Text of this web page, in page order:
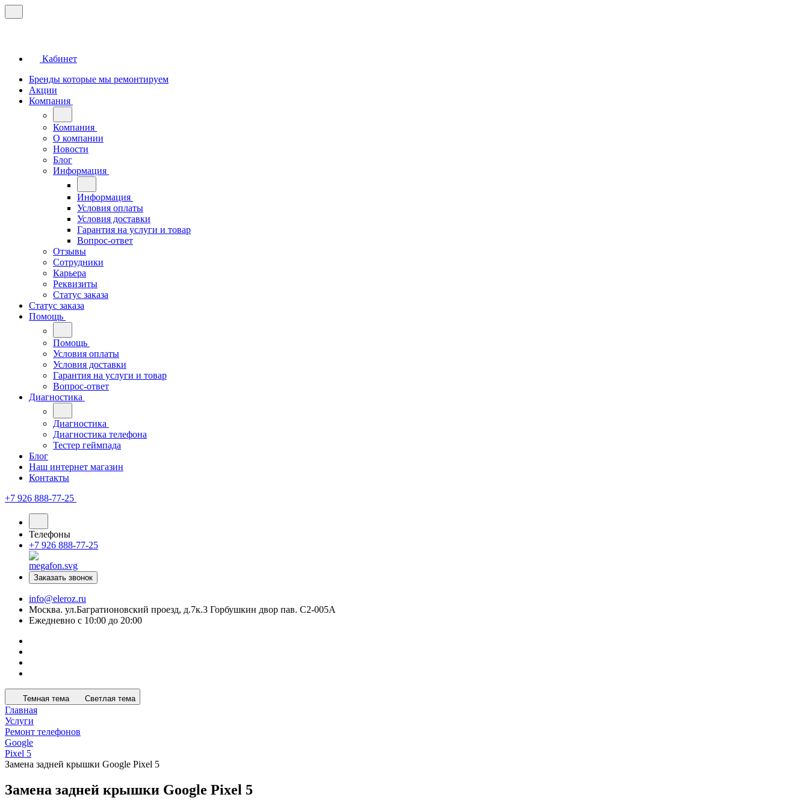
Кабинет
Бренды которые мы ремонтируем
Акции
Компания
Компания
О компании
Новости
Блог
Информация
Информация
Условия оплаты
Условия доставки
Гарантия на услуги и товар
Вопрос-ответ
Отзывы
Сотрудники
Карьера
Реквизиты
Статус заказа
Статус заказа
Помощь
Помощь
Условия оплаты
Условия доставки
Гарантия на услуги и товар
Вопрос-ответ
Диагностика
Диагностика
Диагностика телефона
Тестер геймпада
Блог
Наш интернет магазин
Контакты
+7 926 888-77-25
Телефоны
+7 926 888-77-25
Заказать звонок
info@eleroz.ru
Москва. ул.Багратионовский проезд, д.7к.3 Горбушкин двор пав. C2-005A
Ежедневно с 10:00 до 20:00
Темная тема Светлая тема
Главная
Услуги
Ремонт телефонов
Google
Pixel 5
Замена задней крышки Google Pixel 5
Замена задней крышки Google Pixel 5